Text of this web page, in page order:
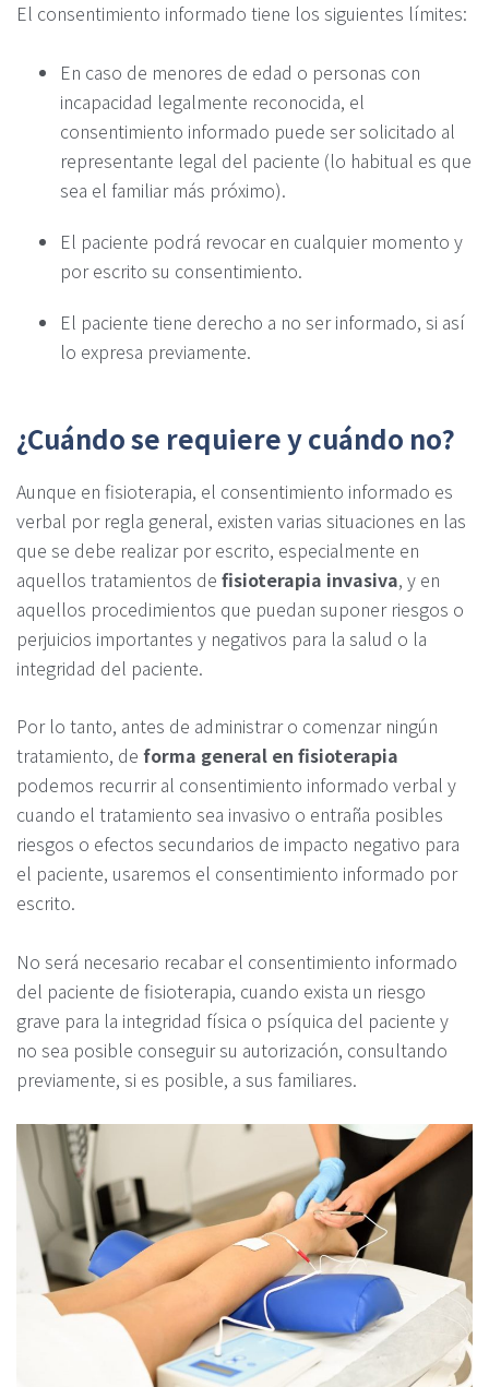
El consentimiento informado tiene los siguientes límites:
En caso de menores de edad o personas con
incapacidad legalmente reconocida, el
consentimiento informado puede ser solicitado al
representante legal del paciente (lo habitual es que
sea el familiar más próximo).
El paciente podrá revocar en cualquier momento y
por escrito su consentimiento.
El paciente tiene derecho a no ser informado, si así
lo expresa previamente.
¿Cuándo se requiere y cuándo no?
Aunque en fisioterapia, el consentimiento informado es
verbal por regla general, existen varias situaciones en las
que se debe realizar por escrito, especialmente en
aquellos tratamientos de fisioterapia invasiva, y en
aquellos procedimientos que puedan suponer riesgos o
perjuicios importantes y negativos para la salud o la
integridad del paciente.
Por lo tanto, antes de administrar o comenzar ningún
tratamiento, de forma general en fisioterapia
podemos recurrir al consentimiento informado verbal y
cuando el tratamiento sea invasivo o entraña posibles
riesgos o efectos secundarios de impacto negativo para
el paciente, usaremos el consentimiento informado por
escrito.
No será necesario recabar el consentimiento informado
del paciente de fisioterapia, cuando exista un riesgo
grave para la integridad física o psíquica del paciente y
no sea posible conseguir su autorización, consultando
previamente, si es posible, a sus familiares.